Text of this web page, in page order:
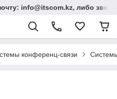
info@itscom.kz, либо
конференц-связи